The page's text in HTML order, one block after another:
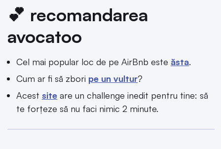
💕 recomandarea
avocatoo
Cel mai popular loc de pe AirBnb este ăsta.
Cum ar fi să zbori pe un vultur?
Acest site are un challenge inedit pentru tine: să
te forțeze să nu faci nimic 2 minute.